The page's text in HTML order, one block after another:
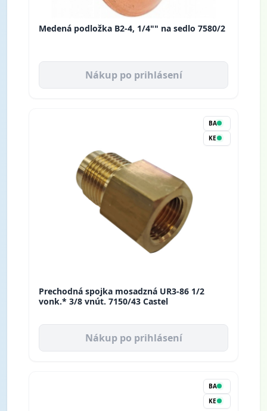
Medená podložka B2-4, 1/4"" na sedlo 7580/2
Nákup po prihlásení
BA
KE
Prechodná spojka mosadzná UR3-86 1/2
vonk.* 3/8 vnút. 7150/43 Castel
Nákup po prihlásení
BA
KE